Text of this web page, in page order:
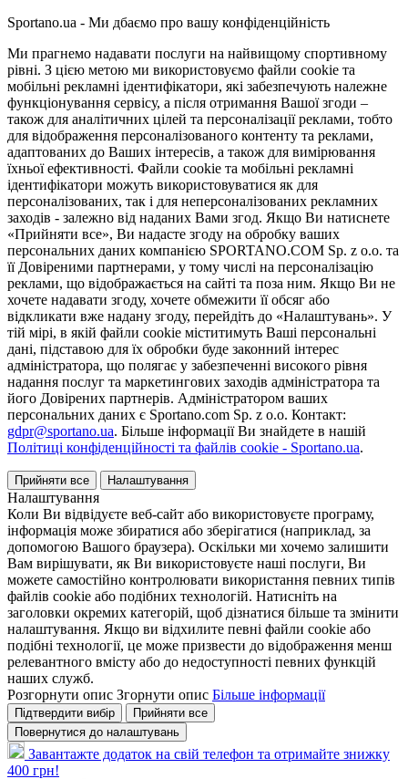
Sportano.ua - Ми дбаємо про вашу конфіденційність
Ми прагнемо надавати послуги на найвищому спортивному
рівні. З цією метою ми використовуємо файли cookie та
мобільні рекламні ідентифікатори, які забезпечують належне
функціонування сервісу, а після отримання Вашої згоди –
також для аналітичних цілей та персоналізації реклами, тобто
для відображення персоналізованого контенту та реклами,
адаптованих до Ваших інтересів, а також для вимірювання
їхньої ефективності. Файли cookie та мобільні рекламні
ідентифікатори можуть використовуватися як для
персоналізованих, так і для неперсоналізованих рекламних
заходів - залежно від наданих Вами згод. Якщо Ви натиснете
«Прийняти все», Ви надасте згоду на обробку ваших
персональних даних компанією SPORTANO.COM Sp. z o.o. та
її Довіреними партнерами, у тому числі на персоналізацію
реклами, що відображається на сайті та поза ним. Якщо Ви не
хочете надавати згоду, хочете обмежити її обсяг або
відкликати вже надану згоду, перейдіть до «Налаштувань». У
тій мірі, в якій файли cookie міститимуть Ваші персональні
дані, підставою для їх обробки буде законний інтерес
адміністратора, що полягає у забезпеченні високого рівня
надання послуг та маркетингових заходів адміністратора та
його Довірених партнерів. Адміністратором ваших
персональних даних є Sportano.com Sp. z o.o. Контакт:
gdpr@sportano.ua. Більше інформації Ви знайдете в нашій
Політиці конфіденційності та файлів cookie - Sportano.ua.
Прийняти все Налаштування
Налаштування
Коли Ви відвідуєте веб-сайт або використовуєте програму,
інформація може збиратися або зберігатися (наприклад, за
допомогою Вашого браузера). Оскільки ми хочемо залишити
Вам вирішувати, як Ви використовуєте наші послуги, Ви
можете самостійно контролювати використання певних типів
файлів cookie або подібних технологій. Натисніть на
заголовки окремих категорій, щоб дізнатися більше та змінити
налаштування. Якщо ви відхилите певні файли cookie або
подібні технології, це може призвести до відображення менш
релевантного вмісту або до недоступності певних функцій
наших служб.
Розгорнути опис Згорнути опис Більше інформації
Підтвердити вибір
Прийняти все
Повернутися до налаштувань
Завантажте додаток на свій телефон та отримайте знижку
400 грн!